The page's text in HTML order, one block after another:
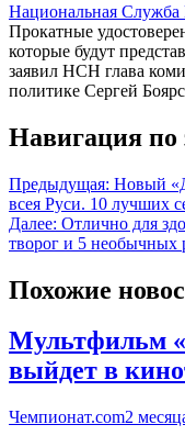
Национальная Служба
Прокатные
которые будут
заявил НСН глава
политике Сергей
Навигация по
Предыдущая: Новый
всея Руси. 10 лучших
Далее: Отлично для
творог и 5 необычных
Похожие
Мультфильм
выйдет в
Чемпионат.com2